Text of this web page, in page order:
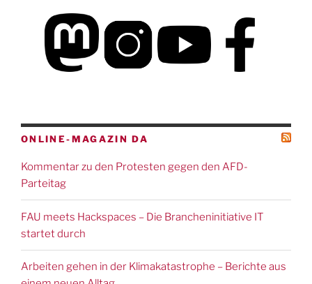
ONLINE-MAGAZIN DA
Kommentar zu den Protesten gegen den AFD-
Parteitag
FAU meets Hackspaces – Die Brancheninitiative IT
startet durch
Arbeiten gehen in der Klimakatastrophe – Berichte aus